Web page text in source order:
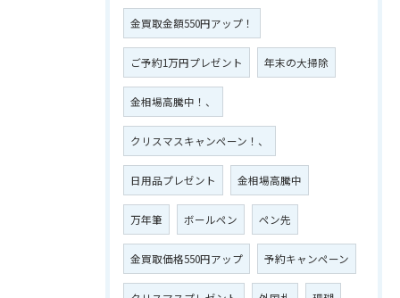
金買取金額550円アップ！
ご予約1万円プレゼント 年末の大掃除
金相場高騰中！、
クリスマスキャンペーン！、
日用品プレゼント 金相場高騰中
万年筆 ボールペン ペン先
金買取価格550円アップ 予約キャンペーン